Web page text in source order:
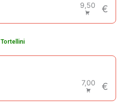
9,50 €
Tortellini
7,00 €